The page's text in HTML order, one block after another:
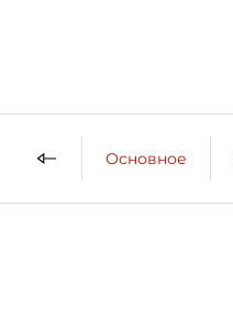
Основное